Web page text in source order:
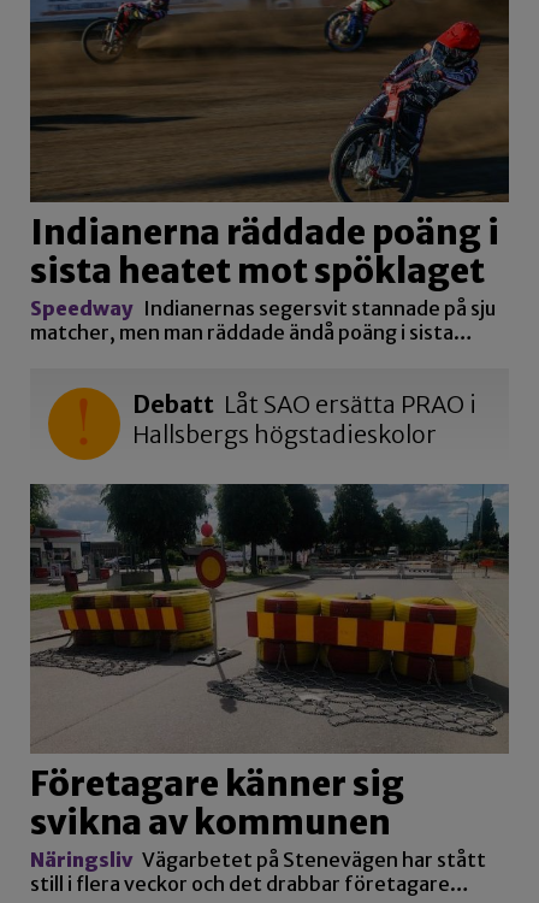
Indianerna räddade poäng i
sista heatet mot spöklaget
Speedway Indianernas segersvit stannade på sju
matcher, men man räddade ändå poäng i sista…
Debatt Låt SAO ersätta PRAO i
Hallsbergs högstadieskolor
Företagare känner sig
svikna av kommunen
Näringsliv Vägarbetet på Stenevägen har stått
still i flera veckor och det drabbar företagare…